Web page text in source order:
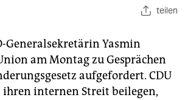
teilen
Generalsekretärin Yasmin
am Montag zu Gesprächen
aufgefordert. CDU
ihren internen Streit beilegen,